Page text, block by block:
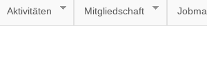
Aktivitäten Mitgliedschaft